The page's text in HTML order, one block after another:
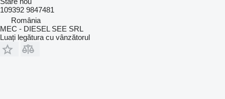
109392 9847481
România
MEC - DIESEL SEE SRL
Luați legătura cu vânzătorul